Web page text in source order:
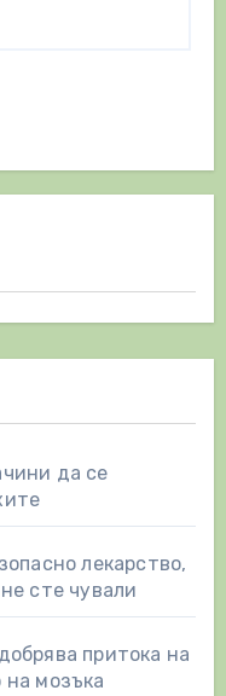
да се
лекарство,
сте чували
притока на
на мозъка